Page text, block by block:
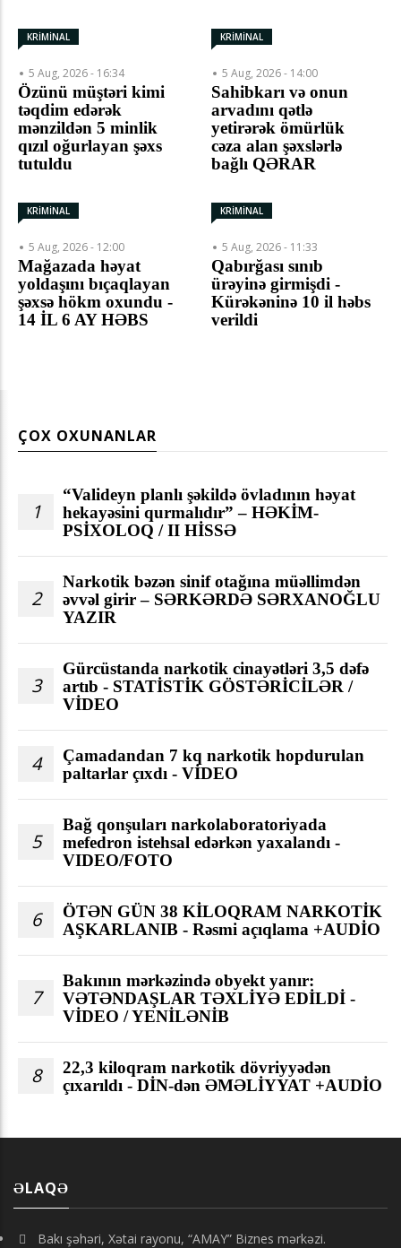
KRİMİNAL
5 Aug, 2026 - 16:34
Özünü müştəri kimi
təqdim edərək
mənzildən 5 minlik
qızıl oğurlayan şəxs
tutuldu
KRİMİNAL
5 Aug, 2026 - 14:00
Sahibkarı və onun
arvadını qətlə
yetirərək ömürlük
cəza alan şəxslərlə
bağlı QƏRAR
KRİMİNAL
5 Aug, 2026 - 12:00
Mağazada həyat
yoldaşını bıçaqlayan
şəxsə hökm oxundu -
14 İL 6 AY HƏBS
KRİMİNAL
5 Aug, 2026 - 11:33
Qabırğası sınıb
ürəyinə girmişdi -
Kürəkəninə 10 il həbs
verildi
ÇOX OXUNANLAR
1
“Valideyn planlı şəkildə övladının həyat
hekayəsini qurmalıdır” – HƏKİM-
PSİXOLOQ / II HİSSƏ
2
Narkotik bəzən sinif otağına müəllimdən
əvvəl girir – SƏRKƏRDƏ SƏRXANOĞLU
YAZIR
3
Gürcüstanda narkotik cinayətləri 3,5 dəfə
artıb - STATİSTİK GÖSTƏRİCİLƏR /
VİDEO
4
Çamadandan 7 kq narkotik hopdurulan
paltarlar çıxdı - VİDEO
5
Bağ qonşuları narkolaboratoriyada
mefedron istehsal edərkən yaxalandı -
VIDEO/FOTO
6
ÖTƏN GÜN 38 KİLOQRAM NARKOTİK
AŞKARLANIB - Rəsmi açıqlama +AUDİO
7
Bakının mərkəzində obyekt yanır:
VƏTƏNDAŞLAR TƏXLİYƏ EDİLDİ -
VİDEO / YENİLƏNİB
8
22,3 kiloqram narkotik dövriyyədən
çıxarıldı - DİN-dən ƏMƏLİYYAT +AUDİO
ƏLAQƏ
Bakı şəhəri, Xətai rayonu, “AMAY” Biznes mərkəzi.